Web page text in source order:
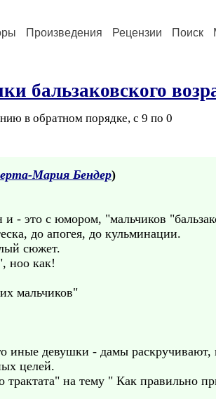
Произведения Рецензии Поиск
бальзаковского
в обратном порядке, с 9 по 0
Мария Бендер)
это с юмором, "мальчиков
до апогея, до кульминации.
сюжет.
ноо как!
мальчиков"
иные девушки - дамы раскручивают,
целей.
на тему " Как правильно